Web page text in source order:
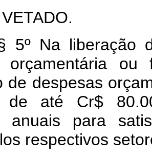
liberação do
orçamentária
de despesas
de até Cr$
anuais para
respectivos